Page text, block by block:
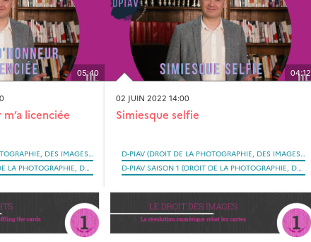
05:40
licenciée
D-PIAV (DROIT DE LA PHOTOGRAPHIE, DES IMAGES ET DES ARTEFACTS VISUELS SAISI PAR LA RÉVOLUTION NUMÉRIQUE)
D-PIAV SAISON 1 (DROIT DE LA PHOTOGRAPHIE, DES IMAGES ET DES ARTEFACTS VISUELS SAISI PAR LA RÉVOLUTION NUMÉRIQUE)
04:12
02 JUIN 2022 14:00
Simiesque selfie
D-PIAV (DROIT DE LA PHOTOGRAPHIE, DES IMAGES ET DES ARTEFACTS VISUELS SAISI PAR LA RÉVOLUTION NUMÉRIQUE)
D-PIAV SAISON 1 (DROIT DE LA PHOTOGRAPHIE, DES IMAGES ET DES ARTEFACTS VISUELS SAISI PAR LA RÉVOLUTION NUMÉRIQUE)